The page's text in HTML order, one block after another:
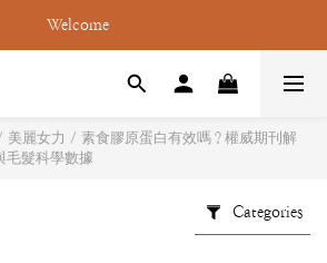
Welcome
美麗女力 / 素食膠原蛋白有效嗎？權威期刊解
髮科學數據
Categories